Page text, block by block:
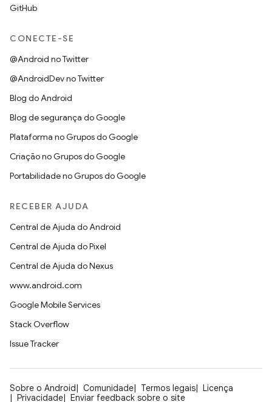
GitHub
CONECTE-SE
@Android no Twitter
@AndroidDev no Twitter
Blog do Android
Blog de segurança do Google
Plataforma no Grupos do Google
Criação no Grupos do Google
Portabilidade no Grupos do Google
RECEBER AJUDA
Central de Ajuda do Android
Central de Ajuda do Pixel
Central de Ajuda do Nexus
www.android.com
Google Mobile Services
Stack Overflow
Issue Tracker
Sobre o Android Comunidade Termos legais
Licença
Privacidade
Enviar feedback sobre o site